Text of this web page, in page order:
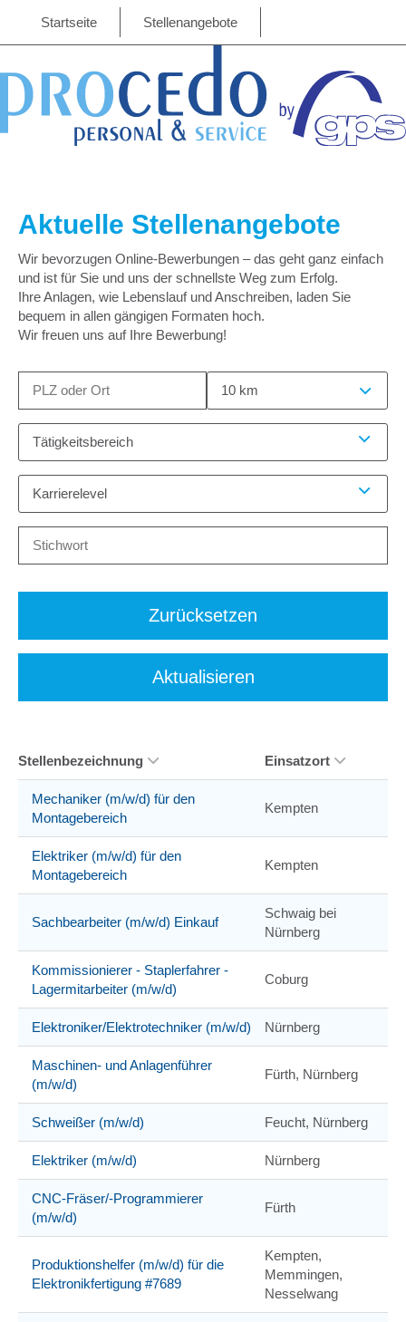
Startseite Stellenangebote
Aktuelle Stellenangebote
Wir bevorzugen Online-Bewerbungen – das geht ganz einfach
und ist für Sie und uns der schnellste Weg zum Erfolg.
Ihre Anlagen, wie Lebenslauf und Anschreiben, laden Sie
bequem in allen gängigen Formaten hoch.
Wir freuen uns auf Ihre Bewerbung!
10 km
Tätigkeitsbereich
Karrierelevel
Zurücksetzen
Aktualisieren
Stellenbezeichnung Einsatzort
Mechaniker (m/w/d) für den
Montagebereich
Kempten
Elektriker (m/w/d) für den
Montagebereich
Kempten
Sachbearbeiter (m/w/d) Einkauf
Schwaig bei
Nürnberg
Kommissionierer - Staplerfahrer -
Lagermitarbeiter (m/w/d)
Coburg
Elektroniker/Elektrotechniker (m/w/d) Nürnberg
Maschinen- und Anlagenführer
(m/w/d)
Fürth, Nürnberg
Schweißer (m/w/d) Feucht, Nürnberg
Elektriker (m/w/d) Nürnberg
CNC-Fräser/-Programmierer
(m/w/d)
Fürth
Produktionshelfer (m/w/d) für die
Elektronikfertigung #7689
Kempten,
Memmingen,
Nesselwang